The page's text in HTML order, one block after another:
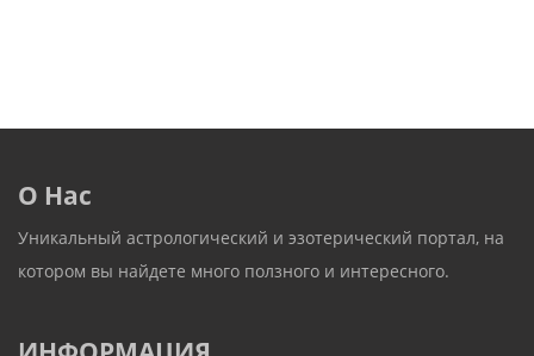
О Нас
Уникальный астрологический и эзотерический портал, на
котором вы найдете много ползного и интересного.